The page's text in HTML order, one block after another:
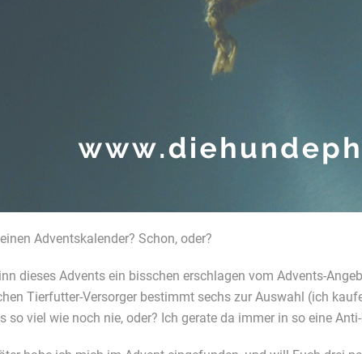
Adventskalender? Schon, oder?
dieses Advents ein bisschen erschlagen vom Advents-
Tierfutter-Versorger bestimmt sechs zur Auswahl (ich
so viel wie noch nie, oder? Ich gerate da immer in so eine